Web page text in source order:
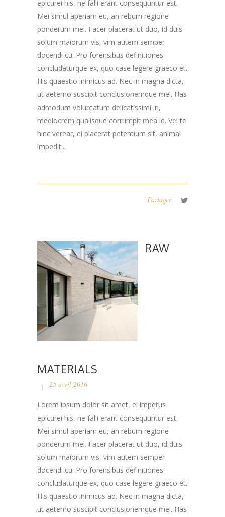
epicurei his, ne falli erant consequuntur est.
Mei simul aperiam eu, an rebum regione
ponderum mel. Facer placerat ut duo, id duis
solum maiorum vis, vim autem semper
docendi cu. Pro forensibus definitiones
concludaturque ex, quo case legere graeco et.
His quaestio inimicus ad. Nec in magna dicta,
ut aeterno suscipit conclusionemque mel. Has
admodum voluptatum delicatissimi in,
mediocrem qualisque corrumpit mea id. Vel te
hinc verear, ei placerat petentium sit, animal
impedit...
Partager
RAW
MATERIALS
25 avril 2016
Lorem ipsum dolor sit amet, ei impetus
epicurei his, ne falli erant consequuntur est.
Mei simul aperiam eu, an rebum regione
ponderum mel. Facer placerat ut duo, id duis
solum maiorum vis, vim autem semper
docendi cu. Pro forensibus definitiones
concludaturque ex, quo case legere graeco et.
His quaestio inimicus ad. Nec in magna dicta,
ut aeterno suscipit conclusionemque mel. Has